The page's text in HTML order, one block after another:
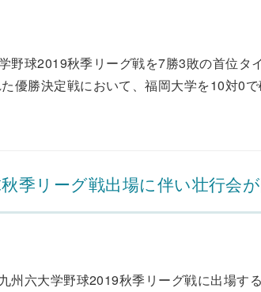
野球2019秋季リーグ戦を7勝3敗の首位タ
優勝決定戦において、福岡大学を10対0
季リーグ戦出場に伴い壮行会
州六大学野球2019秋季リーグ戦に出場す